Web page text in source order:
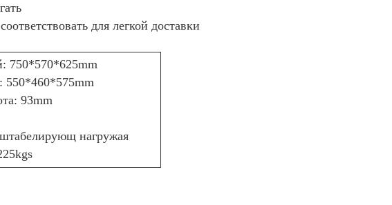
для легкой доставки
750*570*625mm
550*460*575mm
93mm
нагружая